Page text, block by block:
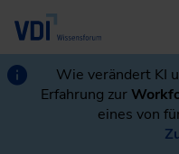
Wie verändert KI
Erfahrung zur
eines von